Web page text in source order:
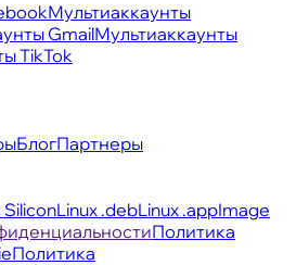
Мультиаккаунты
GmailМультиаккаунты
TikTok
БлогПартнеры
SiliconLinux .debLinux .appImage
Политика
Политика